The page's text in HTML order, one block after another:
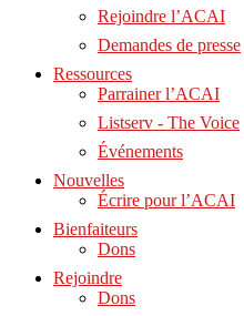
Rejoindre l’ACAI
Demandes de presse
Ressources
Parrainer l’ACAI
Listserv - The Voice
Événements
Nouvelles
Écrire pour l’ACAI
Bienfaiteurs
Dons
Rejoindre
Dons